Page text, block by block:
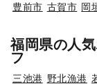
豊前市 古賀市 岡
福岡県の人
フ
三池港 野北漁港